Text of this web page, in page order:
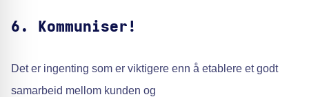
6. Kommuniser!
Det er ingenting som er viktigere enn å etablere et godt
samarbeid mellom kunden og